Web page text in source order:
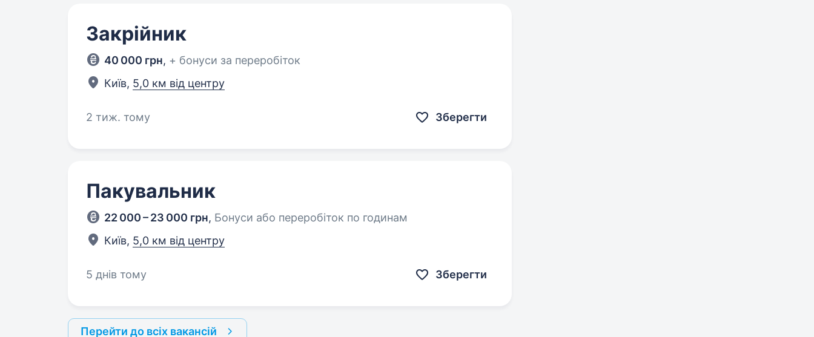
Закрійник
40 000 грн, + бонуси за переробіток
Київ, 5,0 км від центру
2 тиж. тому Зберегти
Пакувальник
22 000 – 23 000 грн, Бонуси або переробіток по годинам
Київ, 5,0 км від центру
5 днів тому Зберегти
Перейти до всіх вакансій